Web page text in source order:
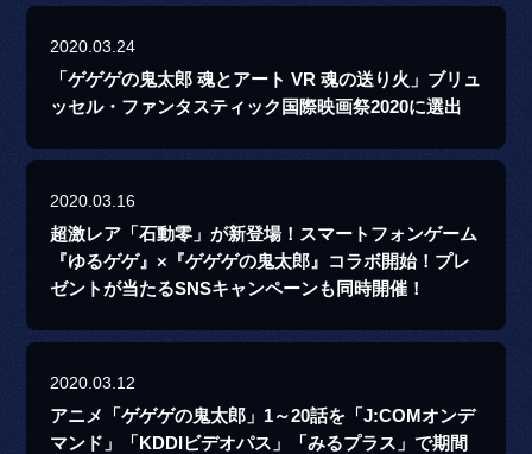
2020.03.24
「ゲゲゲの鬼太郎 魂とアート VR 魂の送り火」ブリュ
ッセル・ファンタスティック国際映画祭2020に選出
2020.03.16
超激レア「石動零」が新登場！スマートフォンゲーム
『ゆるゲゲ』×『ゲゲゲの鬼太郎』コラボ開始！プレ
ゼントが当たるSNSキャンペーンも同時開催！
2020.03.12
アニメ「ゲゲゲの鬼太郎」1～20話を「J:COMオンデ
マンド」「KDDIビデオパス」「みるプラス」で期間